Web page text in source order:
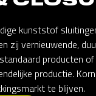
kunststof
zij vernieuwende,
producten
productie.
te blijven.